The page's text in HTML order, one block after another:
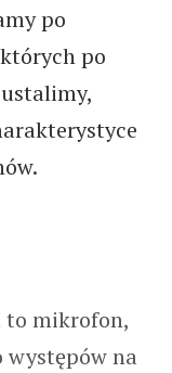
po
po
to mikrofon,
występów na